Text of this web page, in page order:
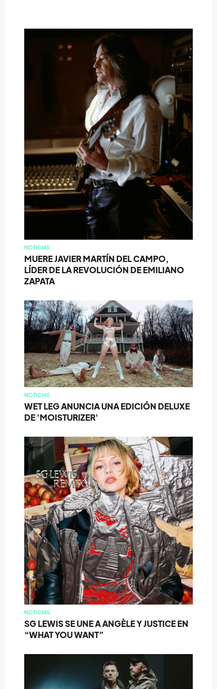
NOTICIAS
MUERE JAVIER MARTÍN DEL CAMPO,
LÍDER DE LA REVOLUCIÓN DE EMILIANO
ZAPATA
NOTICIAS
WET LEG ANUNCIA UNA EDICIÓN DELUXE
DE 'MOISTURIZER'
NOTICIAS
SG LEWIS SE UNE A ANGÈLE Y JUSTICE EN
“WHAT YOU WANT”